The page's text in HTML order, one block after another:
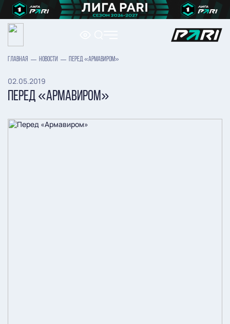
ГЛАВНАЯ НОВОСТИ ПЕРЕД «АРМАВИРОМ»
02.05.2019
ПЕРЕД «АРМАВИРОМ»